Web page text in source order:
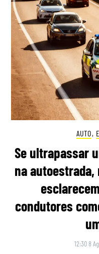
AUTO,
Se ultrapassar
na
condutores
12:30 8